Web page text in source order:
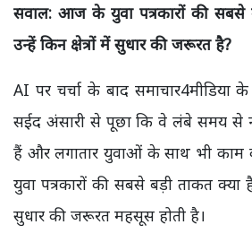
सवाल: आज के युवा पत्रकारों की
उन्हें किन क्षेत्रों में सुधार की जरूरत है?
AI पर चर्चा के बाद
सईद अंसारी से पूछा कि वे लंबे समय से
हैं और लगातार युवाओं के साथ भी
युवा पत्रकारों की सबसे बड़ी ताकत क्या
सुधार की जरूरत महसूस होती है।